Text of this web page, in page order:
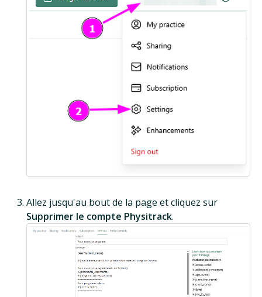
Allez jusqu'au bout de la page et cliquez sur
Supprimer le compte Physitrack.